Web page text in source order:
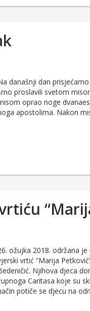
današnji dan
proslavili svetom
oprao noge
apostolima. Nakon
ožujka 2018. održana
vrtić “Marija
Njihova djeca
Caritasa koje su
potiče se djecu na